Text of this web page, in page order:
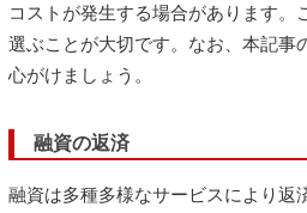
コストが発生する場合があります
選ぶことが大切です。なお、本記事
心がけましょう。
融資の返済
融資は多種多様なサービスにより返